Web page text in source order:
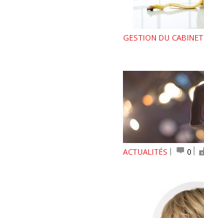
GESTION DU CABINET
ACTUALITÉS 0